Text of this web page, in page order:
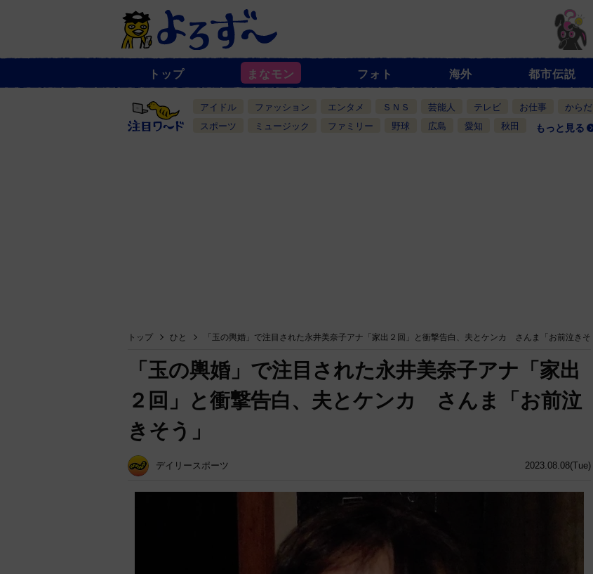
ュ
一
覧
トップ まなモン フォト 海外 都市伝説
アイドル ファッション エンタメ ＳＮＳ 芸能人 テレビ お仕事 からだ
スポーツ
ミュージック ファミリー 野球 広島 愛知 秋田 もっと見る
トップ ひと 「玉の輿婚」で注目された永井美奈子アナ「家出２回」と衝撃告白、夫とケンカ さんま「お前泣きそ
2023.08.08(Tue)
「玉の輿婚」で注目された永井美奈子アナ「家出
２回」と衝撃告白、夫とケンカ さんま「お前泣
きそう」
デイリースポーツ